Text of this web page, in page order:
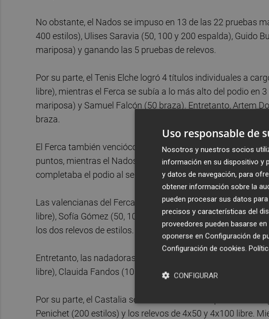
No obstante, el Nados se impuso en 13 de las 22 pruebas
400 estilos), Ulises Saravia (50, 100 y 200 espalda), Guido
mariposa) y ganando las 5 pruebas de relevos.
Por su parte, el Tenis Elche logró 4 títulos individuales a
libre), mientras el Ferca se subía a lo más alto del podio en
mariposa) y Samuel Falcón (50 braza). Entretanto, Artem
braza.
El Ferca también venciócon autoridad en la categoría
puntos, mientras el Nados, revalidaba la segunda plaza del
completaba el podio al ser tercero con 390 puntos.
Las valencianas del Ferca se anotaron 8 títulos
libre), Sofía Gómez (50, 100 y 200 braza) y Carla Hurtado
los dos relevos de estilos.
Entretanto, las nadadoras del Nados vencieron en 5
libre), Clauida Fandos (100 espalda) y el relevo largo de libre.
Por su parte, el Castalia se llevó el triunfo en 4 pruebas a
Penichet (200 estilos) y los relevos de 4x50 y 4x100 libre.
Uso responsable de
Nosotros y nuestros socios
información en su dispositivo y
y datos de navegación, para
obtener información sobre la
pueden procesar sus datos
precisos y características del
proveedores pueden basarse
oponerse en Configuración de
Configuración de cookies.
CONFIGURAR